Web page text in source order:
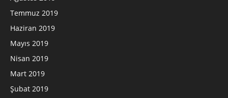
Temmuz 2019
Haziran 2019
Mayıs 2019
Nisan 2019
Mart 2019
Şubat 2019